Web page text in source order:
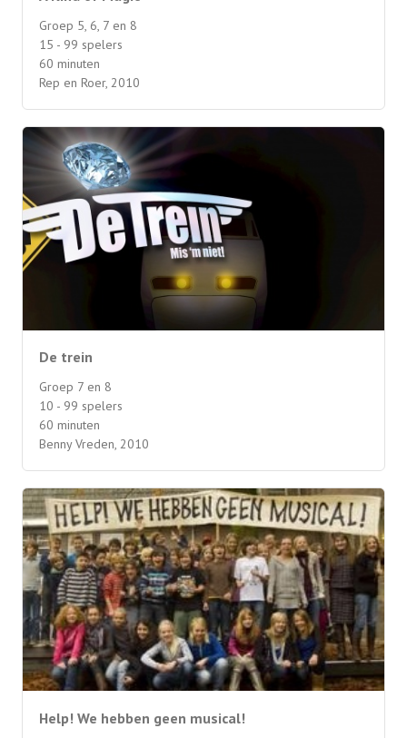
Groep 5, 6, 7 en 8
15 - 99 spelers
60 minuten
Rep en Roer, 2010
De trein
Groep 7 en 8
10 - 99 spelers
60 minuten
Benny Vreden, 2010
Help! We hebben geen musical!